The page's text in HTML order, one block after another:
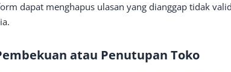
dapat menghapus ulasan yang dianggap tidak
atau Penutupan Toko